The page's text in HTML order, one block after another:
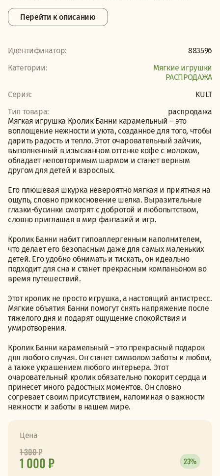
Перейти к описанию
Идентификатор:
883596
Категории:
Мягкие игрушки
PАСПРОДАЖА
Серия:
KULT
Тип товара:
распродажа
Мягкая игрушка Кролик Банни карамельный – это
воплощение нежности и уюта, созданное для того, чтобы
дарить радость и тепло. Этот очаровательный зайчик,
выполненный в изысканном оттенке кофе с молоком,
обладает неповторимым шармом и станет верным
другом для детей и взрослых.
Его плюшевая шкурка невероятно мягкая и приятная на
ощупь, словно прикосновение шелка. Выразительные
глазки-бусинки смотрят с добротой и любопытством,
словно приглашая в мир фантазий и игр.
Кролик Банни набит гипоаллергенным наполнителем,
что делает его безопасным даже для самых маленьких
детей. Его удобно обнимать и тискать, он идеально
подходит для сна и станет прекрасным компаньоном во
время путешествий.
Этот кролик не просто игрушка, а настоящий антистресс.
Мягкие объятия Банни помогут снять напряжение после
тяжелого дня и подарят ощущение спокойствия и
умиротворения.
Кролик Банни карамельный – это прекрасный подарок
для любого случая. Он станет символом заботы и любви,
а также украшением любого интерьера. Этот
очаровательный кролик обязательно покорит сердца и
принесет много радостных моментов. Он словно
согревает своим присутствием, напоминая о важности
нежности и заботы в нашем мире.
Цена
1 000 ₽
1 300₽
23%